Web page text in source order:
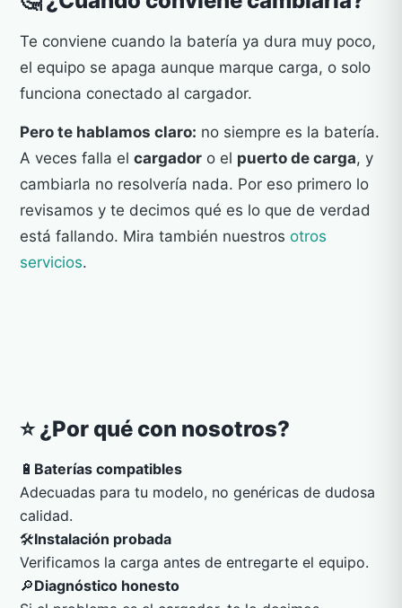
Te conviene cuando la batería ya dura muy poco,
el equipo se apaga aunque marque carga, o solo
funciona conectado al cargador.
Pero te hablamos claro: no siempre es la batería.
A veces falla el cargador o el puerto de carga, y
cambiarla no resolvería nada. Por eso primero lo
revisamos y te decimos qué es lo que de verdad
está fallando. Mira también nuestros otros
servicios.
⭐ ¿Por qué con nosotros?
🔋 Baterías compatibles
Adecuadas para tu modelo, no genéricas de dudosa
calidad.
🛠️Instalación probada
Verificamos la carga antes de entregarte el equipo.
🔎Diagnóstico honesto